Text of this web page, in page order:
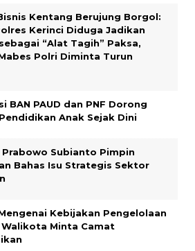
Kentang Berujung Borgol:
Kerinci Diduga Jadikan
“Alat Tagih” Paksa,
Polri Diminta Turun
BAN PAUD dan PNF Dorong
Anak Sejak Dini
Prabowo Subianto Pimpin
Bahas Isu Strategis Sektor
Kebijakan Pengelolaan
Walikota Minta Camat